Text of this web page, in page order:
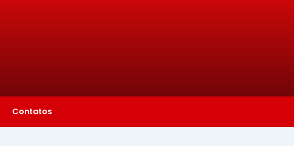
Contatos